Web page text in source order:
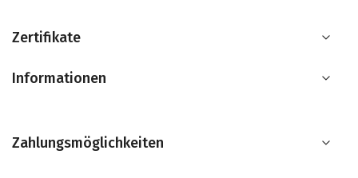
Zertifikate
Informationen
Zahlungsmöglichkeiten